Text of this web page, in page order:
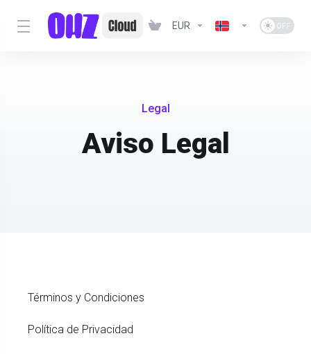
EUR
Legal
Aviso Legal
Términos y Condiciones
Política de Privacidad